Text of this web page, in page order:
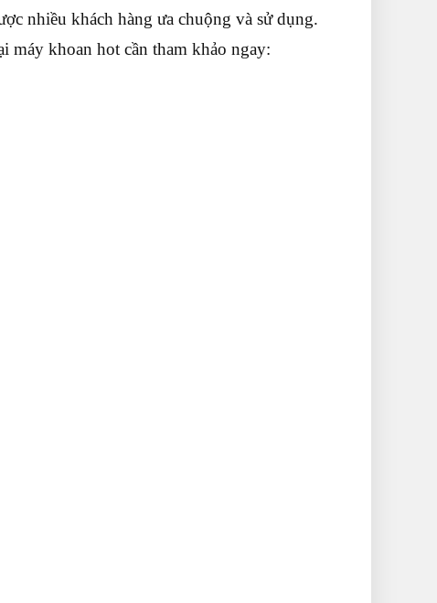
nhiều khách hàng ưa chuộng và sử dụng.
máy khoan hot cần tham khảo ngay: